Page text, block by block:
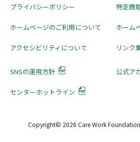
プライバシーポリシー 特定商
ホームページのご利用について ホーム
アクセシビリティについて リンク
SNSの運用方針 公式ア
センターホットライン
Copyright© 2026 Care Work